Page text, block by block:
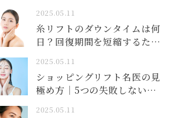
2025.05.11
糸リフトのダウンタイムは何
日？回復期間を短縮するため
2025.05.11
ショッピングリフト名医の見
極め方｜5つの失敗しない選
2025.05.11